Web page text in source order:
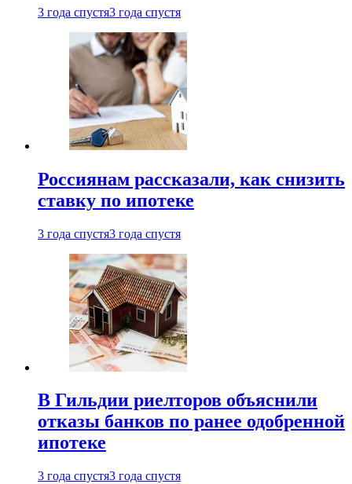
3 года спустя3 года спустя
Россиянам рассказали, как снизить
ставку по ипотеке
3 года спустя3 года спустя
В Гильдии риелторов объяснили
отказы банков по ранее одобренной
ипотеке
3 года спустя3 года спустя